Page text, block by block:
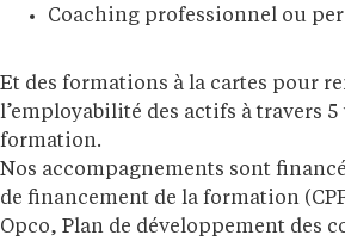
Coaching professionnel ou
Et des formations à la cartes pour
l’employabilité des actifs à travers 5
formation.
Nos accompagnements sont
de financement de la formation
Opco, Plan de développement des